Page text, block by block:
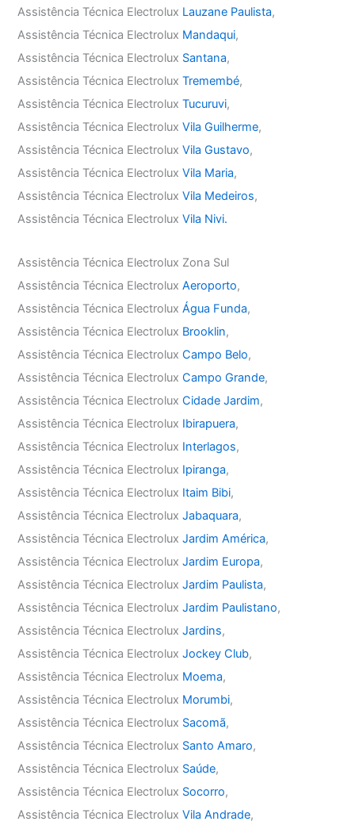
Assistência Técnica Electrolux Lauzane Paulista,
Assistência Técnica Electrolux Mandaqui,
Assistência Técnica Electrolux Santana,
Assistência Técnica ElectroluxTremembé,
Assistência Técnica ElectroluxTucuruvi,
Assistência Técnica ElectroluxVila Guilherme,
Assistência Técnica ElectroluxVila Gustavo,
Assistência Técnica ElectroluxVila Maria,
Assistência Técnica ElectroluxVila Medeiros,
Assistência Técnica ElectroluxVila Nivi.
Assistência Técnica Electrolux Zona Sul
Assistência Técnica ElectroluxAeroporto,
Assistência Técnica ElectroluxÁgua Funda,
Assistência Técnica Electrolux Brooklin,
Assistência Técnica ElectroluxCampo Belo,
Assistência Técnica ElectroluxCampo Grande,
Assistência Técnica ElectroluxCidade Jardim,
Assistência Técnica Electrolux Ibirapuera,
Assistência Técnica Electrolux Interlagos,
Assistência Técnica Electrolux Ipiranga,
Assistência Técnica Electrolux Itaim Bibi,
Assistência Técnica ElectroluxJabaquara,
Assistência Técnica ElectroluxJardim América,
Assistência Técnica ElectroluxJardim Europa,
Assistência Técnica ElectroluxJardim Paulista,
Assistência Técnica ElectroluxJardim Paulistano,
Assistência Técnica ElectroluxJardins,
Assistência Técnica ElectroluxJockey Club,
Assistência Técnica Electrolux Moema,
Assistência Técnica Electrolux Morumbi,
Assistência Técnica Electrolux Sacomã,
Assistência Técnica Electrolux Santo Amaro,
Assistência Técnica Electrolux Saúde,
Assistência Técnica Electrolux Socorro,
Assistência Técnica ElectroluxVila Andrade,